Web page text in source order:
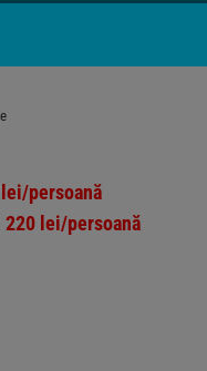
persoană
220 lei/persoană